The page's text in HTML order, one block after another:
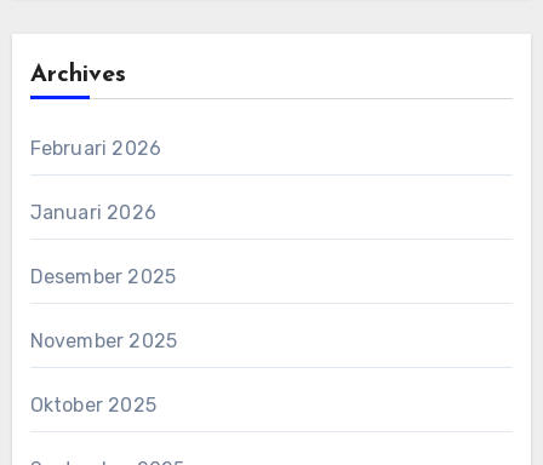
Archives
Februari 2026
Januari 2026
Desember 2025
November 2025
Oktober 2025